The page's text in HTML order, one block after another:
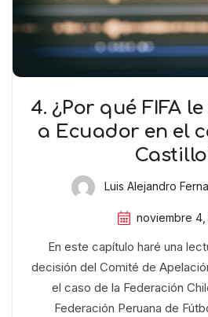
4. ¿Por qué FIFA
a Ecuador en el
Luis Alejandro
noviembre 4,
En este capítulo haré una
decisión del Comité de
el caso de la Federación
Federación Peruana de